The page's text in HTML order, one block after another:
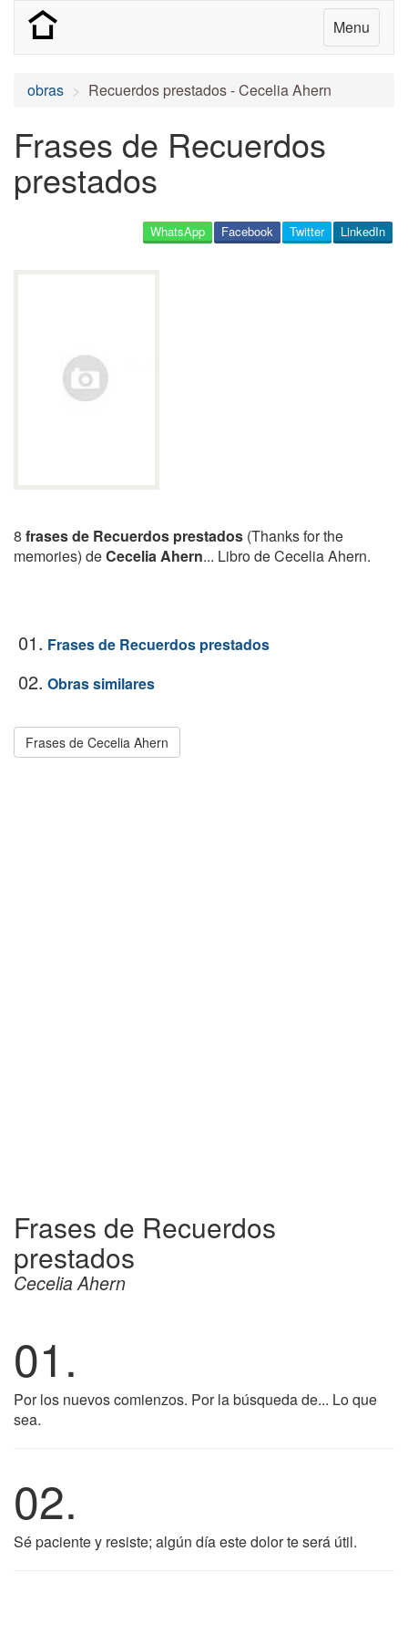
Menu
obras Recuerdos prestados - Cecelia Ahern
Frases de Recuerdos
prestados
LinkedIn
Twitter
Facebook
WhatsApp
8 frases de Recuerdos prestados (Thanks for the
memories) deCecelia Ahern... Libro de Cecelia Ahern.
01. Frases de Recuerdos prestados
02. Obras similares
Frases de Cecelia Ahern
Frases de Recuerdos
prestados
Cecelia Ahern
01.
Por los nuevos comienzos. Por la búsqueda de... Lo que
sea.
02.
Sé paciente y resiste; algún día este dolor te será útil.